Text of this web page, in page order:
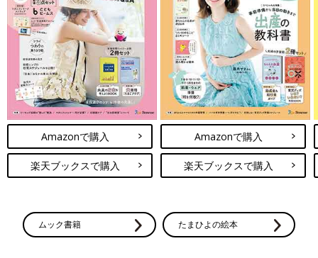
アイテムとのことで、こちらをゲットしたんだそう。雨の日が楽
しみになるようなデザインですよね！
Amazonで見る
楽天市場で見る
爽やかで軽々な印象♪ トラディショナルウェザーウ
ェアのレインコート
Amazonで購入
楽天ブックスで購入
Amazonで購入
楽天ブックスで購入
ムック書籍 たまひよの絵本